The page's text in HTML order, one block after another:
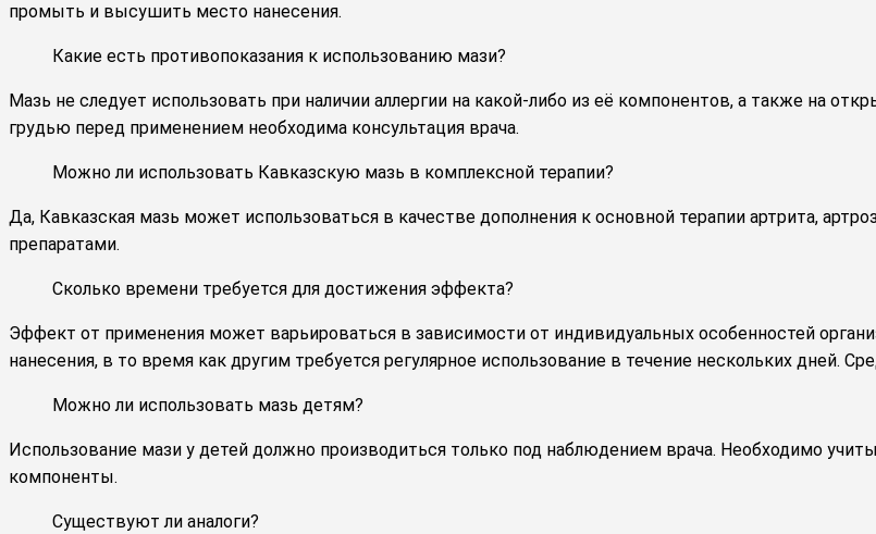
промыть и высушить место нанесения.
Какие есть противопоказания к использованию мази?
Мазь не следует использовать при наличии аллергии на какой-либо из её компонентов, а также на
грудью перед применением необходима консультация врача.
Можно ли использовать Кавказскую мазь в комплексной терапии?
Да, Кавказская мазь может использоваться в качестве дополнения к основной терапии артрита,
препаратами.
Сколько времени требуется для достижения эффекта?
Эффект от применения может варьироваться в зависимости от индивидуальных особенностей
нанесения, в то время как другим требуется регулярное использование в течение нескольких дней.
Можно ли использовать мазь детям?
Использование мази у детей должно производиться только под наблюдением врача. Необходимо
компоненты.
Существуют ли аналоги?